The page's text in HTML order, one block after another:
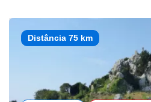
Distância 75 km